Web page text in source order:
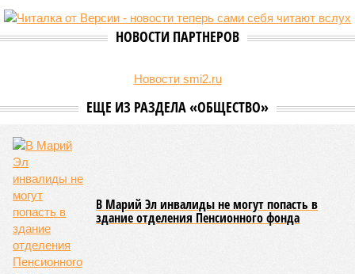
В Чувашской Республике последовательно реализуются меры,
направленные на повышение статуса и институциональное
развитие национальной борьбы на поясах керешу.
Региональные власти не ограничились
дисциплины в качестве приоритетной, но также утвердили
официальную систему спортивных званий и
соответствующие положения и образцы наградных
атрибутов на уровне правительства субъекта. Согласно
обнародованным материалам, введены удостоверения и
нагрудные знаки мастера спорта Чувашии международного
класса по керешу, а также мастера спорта Чувашии.
Параллельно с этим разработана полная разрядная сетка
по керешу, охватывающая все ступени от третьего
юношеского разряда до уровня кандидата в мастера